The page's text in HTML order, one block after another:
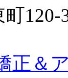
正＆